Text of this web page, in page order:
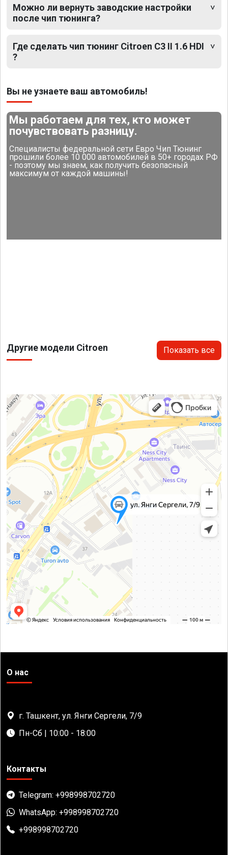
Можно ли вернуть заводские настройки
после чип тюнинга?
Где сделать чип тюнинг Citroen C3 II 1.6 HDI
?
Вы не узнаете ваш автомобиль!
Мы работаем для тех, кто может
почувствовать разницу.
Специалисты федеральной сети Евро Чип Тюнинг
прошили более 10 000 автомобилей в 50+ городах РФ
- поэтому мы знаем, как получить безопасный
максимум от каждой машины!
Другие модели Citroen Показать все
О нас
г. Ташкент, ул. Янги Сергели, 7/9
Пн-Сб | 10:00 - 18:00
Контакты
Telegram: +998998702720
WhatsApp: +998998702720
+998998702720